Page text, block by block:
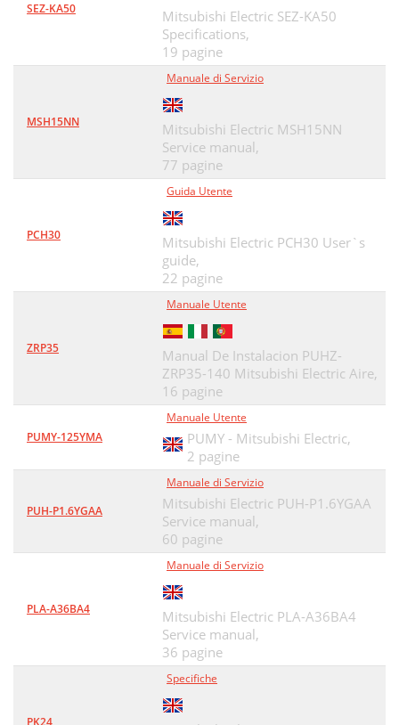
SEZ-KA50
Mitsubishi Electric SEZ-KA50
Specifications,
19 pagine
MSH15NN
Manuale di Servizio
Mitsubishi Electric MSH15NN
Service manual,
77 pagine
PCH30
Guida Utente
Mitsubishi Electric PCH30 User`s
guide,
22 pagine
ZRP35
Manuale Utente
Manual De Instalacion PUHZ-
ZRP35-140 Mitsubishi Electric Aire,
16 pagine
PUMY-125YMA
Manuale Utente
PUMY - Mitsubishi Electric,
2 pagine
PUH-P1.6YGAA
Manuale di Servizio
Mitsubishi Electric PUH-P1.6YGAA
Service manual,
60 pagine
PLA-A36BA4
Manuale di Servizio
Mitsubishi Electric PLA-A36BA4
Service manual,
36 pagine
PK24
Specifiche